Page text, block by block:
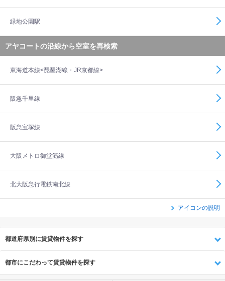
緑地公園駅
アヤコートの沿線から空室を再検索
東海道本線<琵琶湖線・JR京都線>
阪急千里線
阪急宝塚線
大阪メトロ御堂筋線
北大阪急行電鉄南北線
アイコンの説明
都道府県別に賃貸物件を探す
都市にこだわって賃貸物件を探す